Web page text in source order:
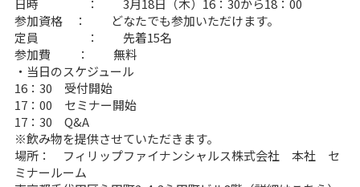
日時 ： 3月18日（木）16：30から18：00
参加資格 ： どなたでも参加いただけます。
定員 ： 先着15名
参加費 ： 無料
・当日のスケジュール
16：30 受付開始
17：00 セミナー開始
17：30 Q&A
※飲み物を提供させていただきます。
場所： フィリップファイナンシャルス株式会社 本社 セ
ミナールーム